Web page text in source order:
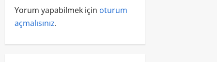
Yorum yapabilmek için oturum
açmalısınız.